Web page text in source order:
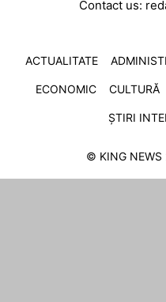
Contact us:
ACTUALITATE
ECONOMIC CULTURĂ
ȘTIRI
© KING